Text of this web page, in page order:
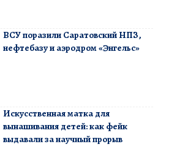
ВСУ поразили Саратовский НПЗ,
нефтебазу и аэродром «Энгельс»
Искусственная матка для
вынашивания детей: как фейк
выдавали за научный прорыв